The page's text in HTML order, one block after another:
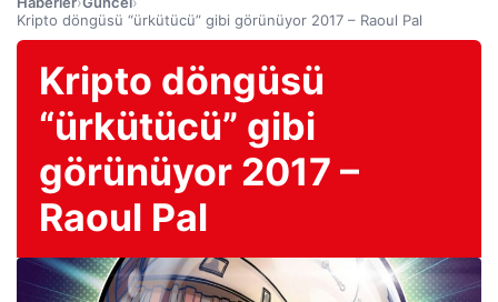
Kripto döngüsü “ürkütücü” gibi görünüyor 2017 – Raoul Pal
Kripto döngüsü
“ürkütücü” gibi
görünüyor 2017 –
Raoul Pal